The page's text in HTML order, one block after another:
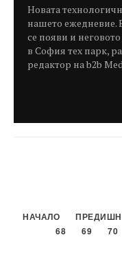
Новата
нашето ежедневие.
се появи и
в София тех парк,
редактор на b2b
НАЧАЛО
68
69 70